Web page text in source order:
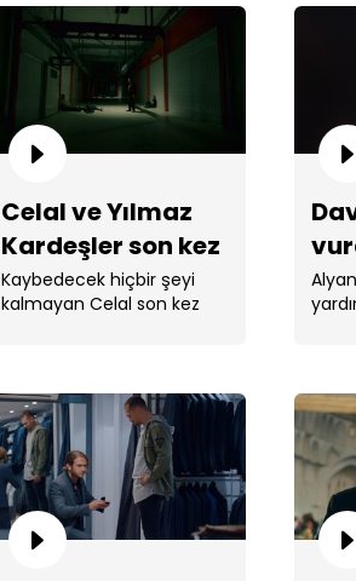
Celal ve Yılmaz
Kardeşler son kez
hesaplaşıyor!
Kaybedecek hiçbir şeyi
kalmayan Celal son kez